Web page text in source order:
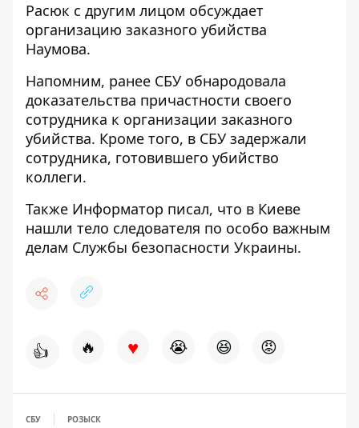
Расюк с другим лицом обсуждает
организацию заказного убийства
Наумова.
Напомним, ранее СБУ обнародовала
доказательства причастности своего
сотрудника к организации заказного
убийства. Кроме того, в СБУ задержали
сотрудника, готовившего убийство
коллеги.
Также Информатор писал, что в Киеве
нашли тело следователя по особо важным
делам Службы безопасности Украины.
👍 🔥 ♥ 😭 😆 😡
СБУ РОЗЫСК